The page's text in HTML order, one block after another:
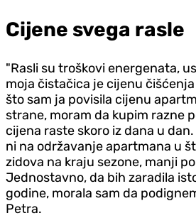
Cijene svega rasle
"Rasli su troškovi energenata,
moja čistačica je cijenu
što sam ja povisila cijenu
strane, moram da kupim razne
cijena raste skoro iz dana u
ni na održavanje apartmana u
zidova na kraju sezone, manji
Jednostavno, da bih zaradila
godine, morala sam da
Petra.